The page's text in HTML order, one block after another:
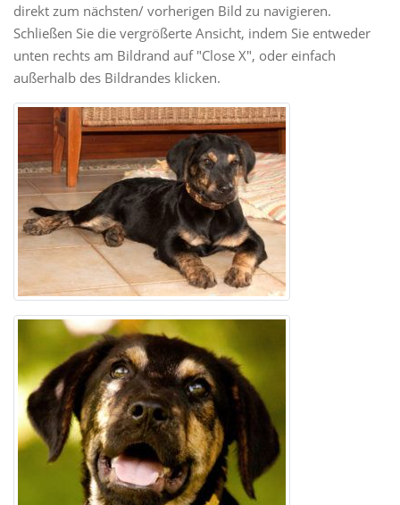
direkt zum nächsten/ vorherigen Bild zu navigieren.
Schließen Sie die vergrößerte Ansicht, indem Sie entweder
unten rechts am Bildrand auf "Close X", oder einfach
außerhalb des Bildrandes klicken.